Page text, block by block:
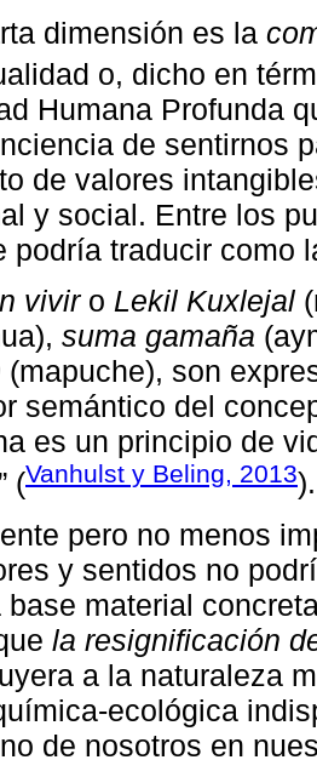
dimensión es la
o, dicho en
Humana Profunda
de sentirnos
de valores
y social. Entre los
podría traducir como
viviro Lekil Kuxlejal
suma gamaña
(mapuche), son
semántico del
es un principio de
(Vanhulst y Beling, 2013).
pero no menos
y sentidos no
base material
la resignificación
a la naturaleza
ecológica
de nosotros en